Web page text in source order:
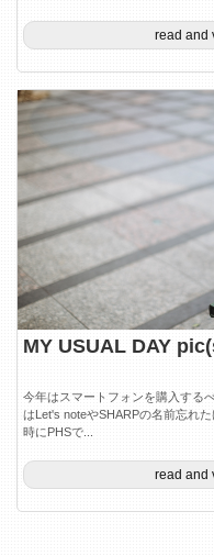
read and
MY USUAL DAY
今年はスマートフォンを購入する
はLet's noteやSHARPの名前忘れ
時にPHSで...
read and